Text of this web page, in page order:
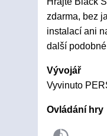
zdarma, bez
instalací ani
další
Vývojář
Vyvinuto
Ovládání hry